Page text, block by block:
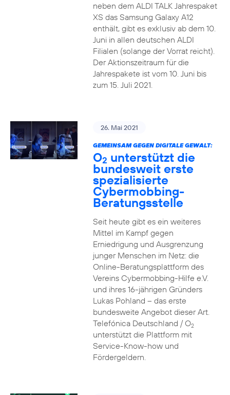
neben dem ALDI TALK Jahrespaket
XS das Samsung Galaxy A12
enthält, gibt es exklusiv ab dem 10.
Juni in allen deutschen ALDI
Filialen (solange der Vorrat reicht).
Der Aktionszeitraum für die
Jahrespakete ist vom 10. Juni bis
zum 15. Juli 2021.
26. Mai 2021
GEMEINSAM GEGEN DIGITALE GEWALT:
O2 unterstützt die
bundesweit erste
spezialisierte
Cybermobbing-
Beratungsstelle
Seit heute gibt es ein weiteres
Mittel im Kampf gegen
Erniedrigung und Ausgrenzung
junger Menschen im Netz: die
Online-Beratungsplattform des
Vereins Cybermobbing-Hilfe e.V.
und ihres 16-jährigen Gründers
Lukas Pohland – das erste
bundesweite Angebot dieser Art.
Telefónica Deutschland / O2
unterstützt die Plattform mit
Service-Know-how und
Fördergeldern.